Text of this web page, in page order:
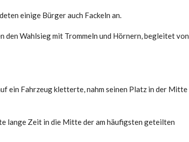
einige Bürger auch Fackeln an.
Wahlsieg mit Trommeln und Hörnern, begleitet von
ein Fahrzeug kletterte, nahm seinen Platz in der Mitte
lange Zeit in die Mitte der am häufigsten geteilten